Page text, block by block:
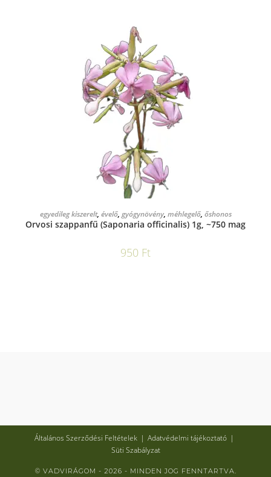
KOSÁRBA TESZEM
egyedileg kiszerelt, évelő, gyógynövény, méhlegelő, őshonos
Orvosi szappanfű (Saponaria officinalis) 1g, ~750 mag
950 Ft
Általános Szerződési Feltételek
Adatvédelmi tájékoztató
Süti Szabályzat
© VADVIRÁGOM - 2026 - MINDEN JOG FENNTARTVA.